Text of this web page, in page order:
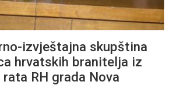
izvještajna skupština
hrvatskih branitelja iz
RH grada Nova